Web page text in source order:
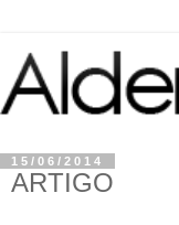
15/06/2014
ARTIGO